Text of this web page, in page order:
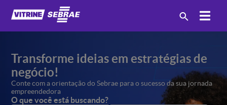
Transforme ideias em estratégiasde
negócio!
Conte com a orientaçãodo Sebrae para o sucessoda sua jornada
empreendedora
O que você está buscando?